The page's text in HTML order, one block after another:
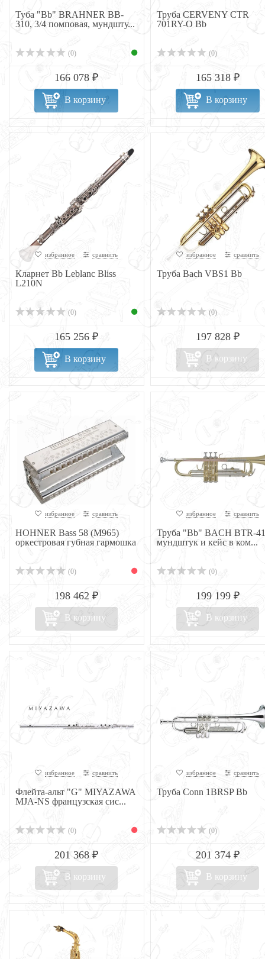
Туба "Bb" BRAHNER BB-
310, 3/4 помповая, мундшту...
(0)
166 078 ₽
В корзину
Труба CERVENY CTR
701RY-O Bb
(0)
165 318 ₽
В корзину
избранное сравнить
Кларнет Bb Leblanc Bliss
L210N
(0)
165 256 ₽
В корзину
избранное сравнить
Труба Bach VBS1 Bb
(0)
197 828 ₽
В корзину
избранное сравнить
HOHNER Bass 58 (M965)
оркестровая губная гармошка
(0)
198 462 ₽
В корзину
избранное сравнить
Труба "Bb" BACH BTR-
мундштук и кейс в ком...
(0)
199 199 ₽
В корзину
избранное сравнить
Флейта-альт "G" MIYAZAWA
MJA-NS французская сис...
(0)
201 368 ₽
В корзину
избранное сравнить
Труба Conn 1BRSP Bb
(0)
201 374 ₽
В корзину